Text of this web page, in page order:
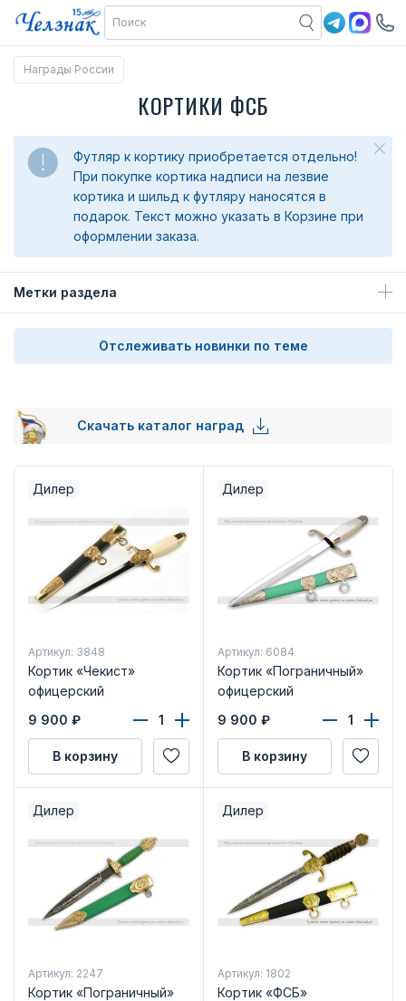
Награды России
КОРТИКИ ФСБ
Футляр к кортику приобретается отдельно!
При покупке кортика надписи на лезвие
кортика и шильд к футляру наносятся в
подарок. Текст можно указать в Корзине при
оформлении заказа.
Метки раздела
Отслеживать новинки по теме
Скачать каталог наград
Дилер
Артикул: 3848
Кортик «Чекист»
офицерский
9 900 ₽
В корзину
Дилер
Артикул: 6084
Кортик «Пограничный»
офицерский
9 900 ₽
В корзину
Дилер
Артикул: 2247
Кортик «Пограничный»
Дилер
Артикул: 1802
Кортик «ФСБ»